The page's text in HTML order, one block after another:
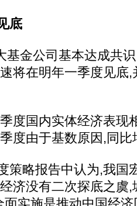
底
金公司基本达成共识
将在明年一季度见底
国内实体经济表现
度由于基数原因,同
略报告中认为,我国
济没有二次探底之虞